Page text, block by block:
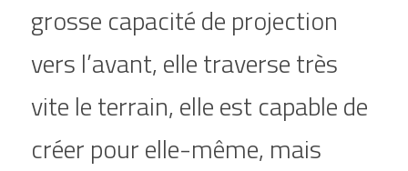
grosse capacité de projection
vers l’avant, elle traverse très
vite le terrain, elle est capable de
créer pour elle-même, mais